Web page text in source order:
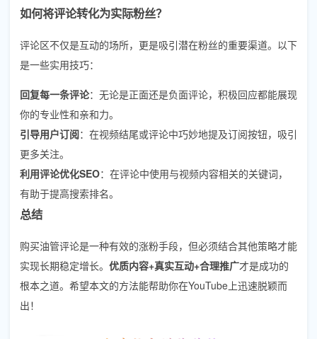
如何将评论转化为实际粉丝？
评论区不仅是互动的场所，更是吸引潜在粉丝的重要渠道。以下
是一些实用技巧：
回复每一条评论：无论是正面还是负面评论，积极回应都能展现
你的专业性和亲和力。
引导用户订阅：在视频结尾或评论中巧妙地提及订阅按钮，吸引
更多关注。
利用评论优化SEO：在评论中使用与视频内容相关的关键词，
有助于提高搜索排名。
总结
购买油管评论是一种有效的涨粉手段，但必须结合其他策略才能
实现长期稳定增长。 优质内容+真实互动+合理推广才是成功的
根本之道。希望本文的方法能帮助你在YouTube上迅速脱颖而
出！